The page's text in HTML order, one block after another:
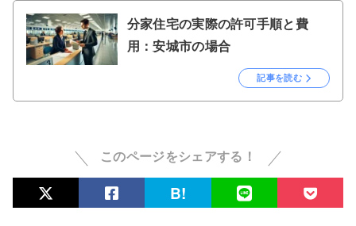
分家住宅の実際の許可手順と費
用：安城市の場合
記事を読む
このページをシェアする！